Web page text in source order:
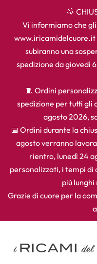
🌞
Vi informiamo che
www.iricamidelcuore.it
subiranno una
spedizione da giovedì
🧵 Ordini
spedizione per tutti
agosto 2026,
📅 Ordini durante la
agosto verranno
rientro, lunedì 24
personalizzati, i tempi di
più
Grazie di cuore per la